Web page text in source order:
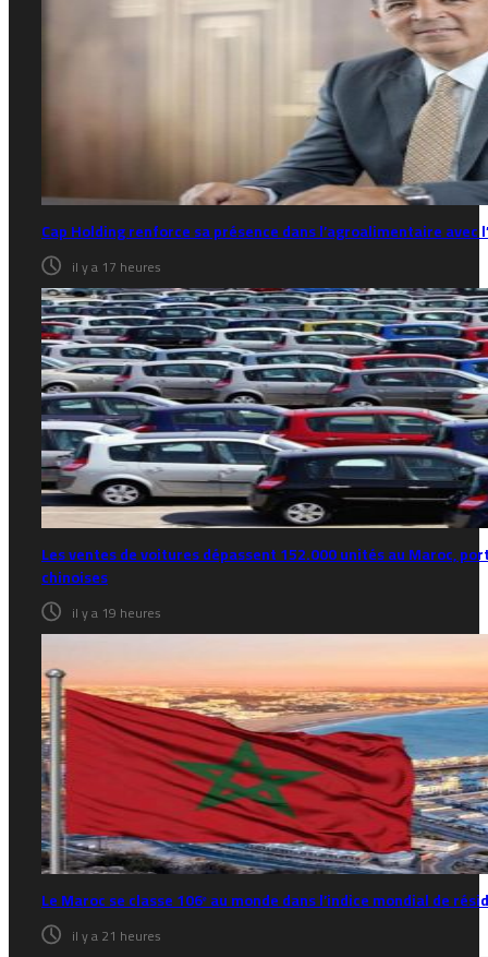
Cap Holding renforce sa présence dans l’agroalimentaire
il y a 17 heures
Les ventes de voitures dépassent 152.000 unités au Maroc,
chinoises
il y a 19 heures
Le Maroc se classe 106ᵉ au monde dans l’indice mondial de
il y a 21 heures